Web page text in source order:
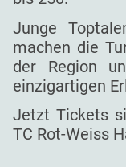
Junge
machen die
der Region
einzigartigen
Jetzt Tickets
TC Rot-Weiss